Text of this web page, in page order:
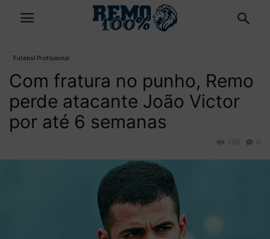
Futebol Profissional
Com fratura no punho, Remo
perde atacante João Victor
por até 6 semanas
0
156